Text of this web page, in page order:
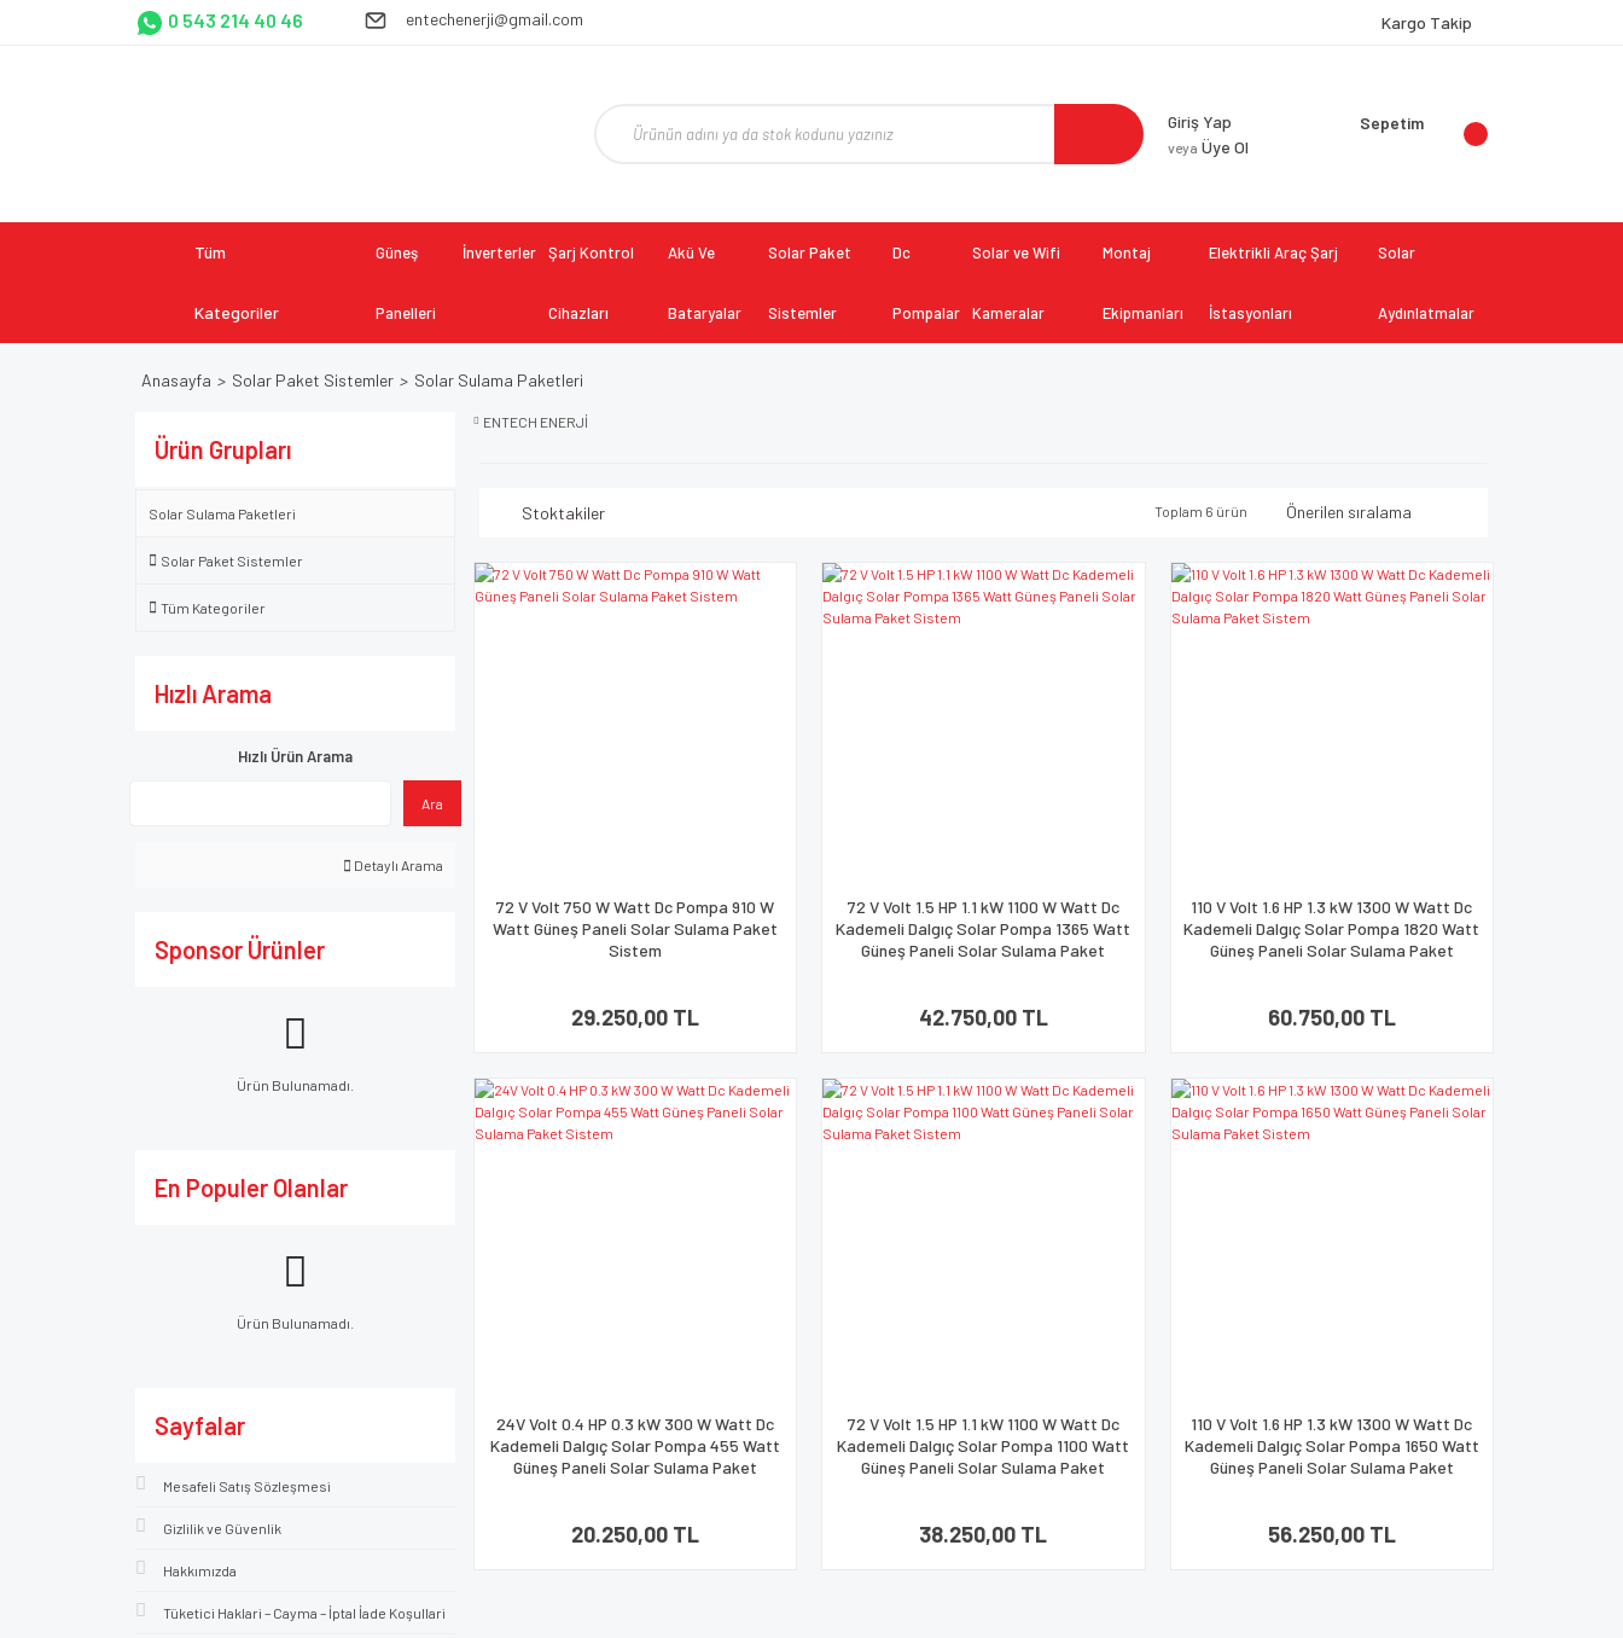
0 543 214 40 46 entechenerji@gmail.com Kargo Takip
Giriş Yap
veya Üye Ol
Sepetim
Tüm
Kategoriler
Güneş
Panelleri
İnverterler Şarj Kontrol
Cihazları
Akü Ve
Bataryalar
Solar Paket
Sistemler
Dc
Pompalar
Solar ve Wifi
Kameralar
Montaj
Ekipmanları
Elektrikli Araç Şarj
İstasyonları
Solar
Aydınlatmalar
Anasayfa Solar Paket Sistemler Solar Sulama Paketleri
Ürün Grupları
Solar Sulama Paketleri
Solar Paket Sistemler
Tüm Kategoriler
Hızlı Arama
Hızlı Ürün Arama
Ara
Detaylı Arama
Sponsor Ürünler
Ürün Bulunamadı.
En Populer Olanlar
Ürün Bulunamadı.
Sayfalar
Mesafeli Satış Sözleşmesi
Gizlilik ve Güvenlik
Hakkımızda
Tüketici Haklari – Cayma – İptal İade Koşullari
ENTECH ENERJİ
Stoktakiler Toplam 6 ürün
72 V Volt 750 W Watt Dc Pompa 910 W
Watt Güneş Paneli Solar Sulama Paket
Sistem
29.250,00 TL
72 V Volt 1.5 HP 1.1 kW 1100 W Watt Dc
Kademeli Dalgıç Solar Pompa 1365 Watt
Güneş Paneli Solar Sulama Paket
42.750,00 TL
110 V Volt 1.6 HP 1.3 kW 1300 W Watt Dc
Kademeli Dalgıç Solar Pompa 1820 Watt
Güneş Paneli Solar Sulama Paket
60.750,00 TL
24V Volt 0.4 HP 0.3 kW 300 W Watt Dc
Kademeli Dalgıç Solar Pompa 455 Watt
Güneş Paneli Solar Sulama Paket
20.250,00 TL
72 V Volt 1.5 HP 1.1 kW 1100 W Watt Dc
Kademeli Dalgıç Solar Pompa 1100 Watt
Güneş Paneli Solar Sulama Paket
38.250,00 TL
110 V Volt 1.6 HP 1.3 kW 1300 W Watt Dc
Kademeli Dalgıç Solar Pompa 1650 Watt
Güneş Paneli Solar Sulama Paket
56.250,00 TL